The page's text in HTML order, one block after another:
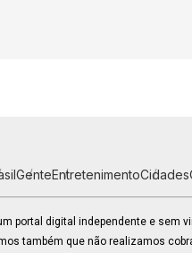
GenteEntretenimentoCidades
um portal digital independente e sem
também que não realizamos